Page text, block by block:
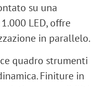
su una
LED, offre
in parallelo.
quadro strumenti
. Finiture in